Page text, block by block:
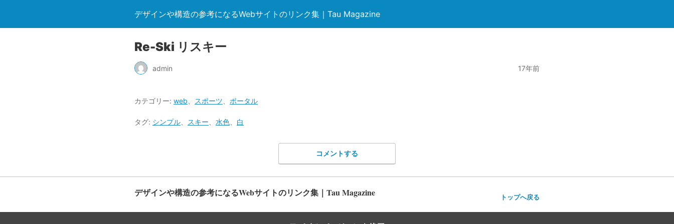
デザインや構造の参考になるWebサイトのリンク集｜Tau Magazine
Re-Ski リスキー
admin 17年前
カテゴリー: web スポーツ ポータル
タグ: シンプル スキー 水色 白
コメントする
デザインや構造の参考になるWebサイトのリンク集｜Tau Magazine トップへ戻る